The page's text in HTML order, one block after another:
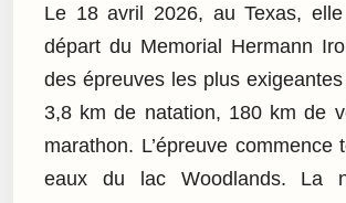
Le 18 avril 2026, au Texas, elle
départ du Memorial Hermann
des épreuves les plus
3,8 km de natation, 180 km de
marathon. L’épreuve commence
eaux du lac Woodlands. La